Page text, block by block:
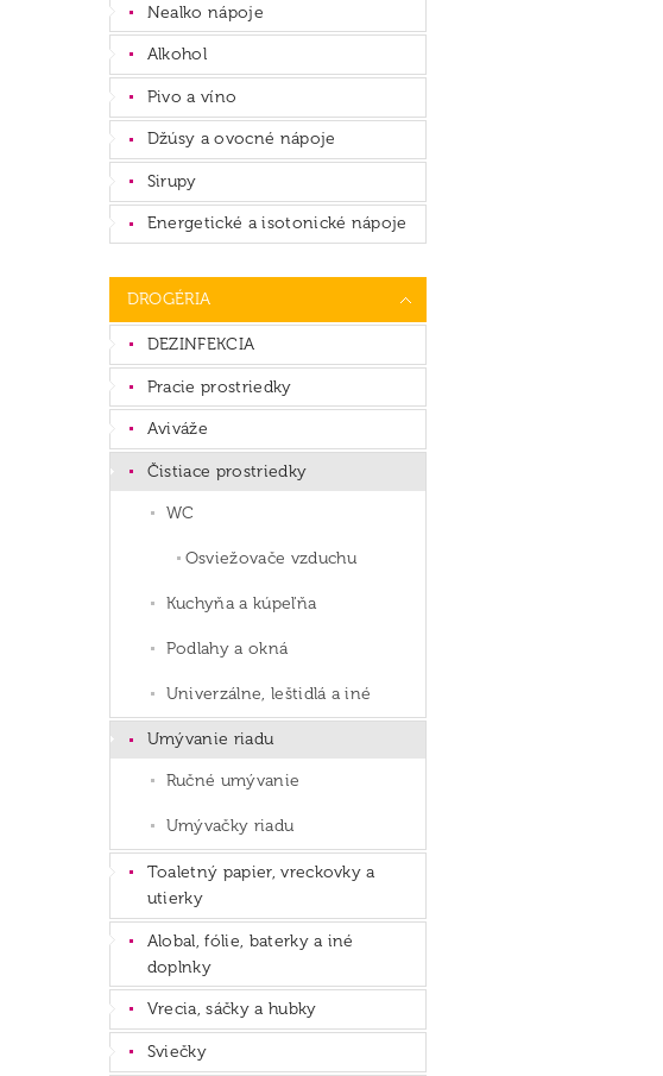
Nealko nápoje
Alkohol
Pivo a víno
Džúsy a ovocné nápoje
Sirupy
Energetické a isotonické nápoje
DROGÉRIA
DEZINFEKCIA
Pracie prostriedky
Aviváže
Čistiace prostriedky
WC
Osviežovače vzduchu
Kuchyňa a kúpeľňa
Podlahy a okná
Univerzálne, leštidlá a iné
Umývanie riadu
Ručné umývanie
Umývačky riadu
Toaletný papier, vreckovky a
utierky
Alobal, fólie, baterky a iné
doplnky
Vrecia, sáčky a hubky
Sviečky